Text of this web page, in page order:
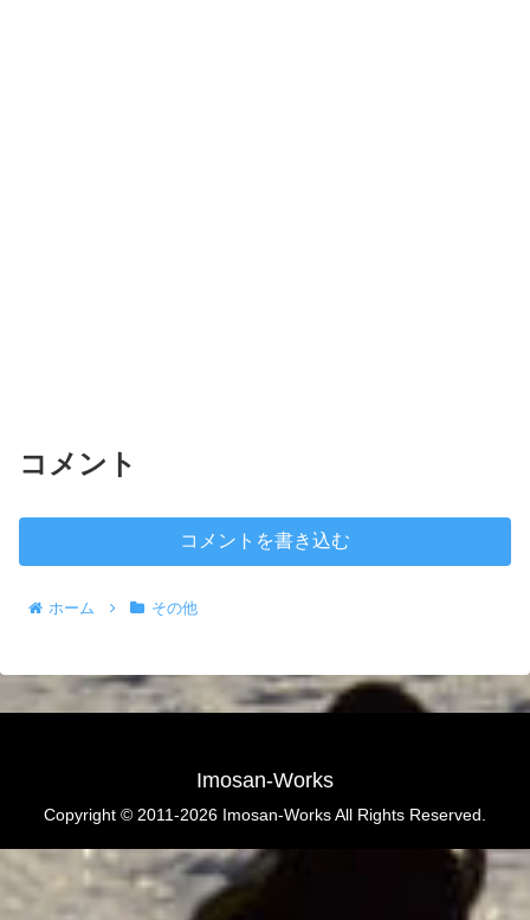
コメント
コメントを書き込む
ホーム その他
Imosan-Works
Copyright © 2011-2026 Imosan-Works All Rights Reserved.